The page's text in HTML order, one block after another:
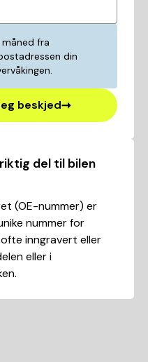
del til bilen
(OE-nummer) er
nummer for
inngravert eller
eller i
måned fra
din
beskjed